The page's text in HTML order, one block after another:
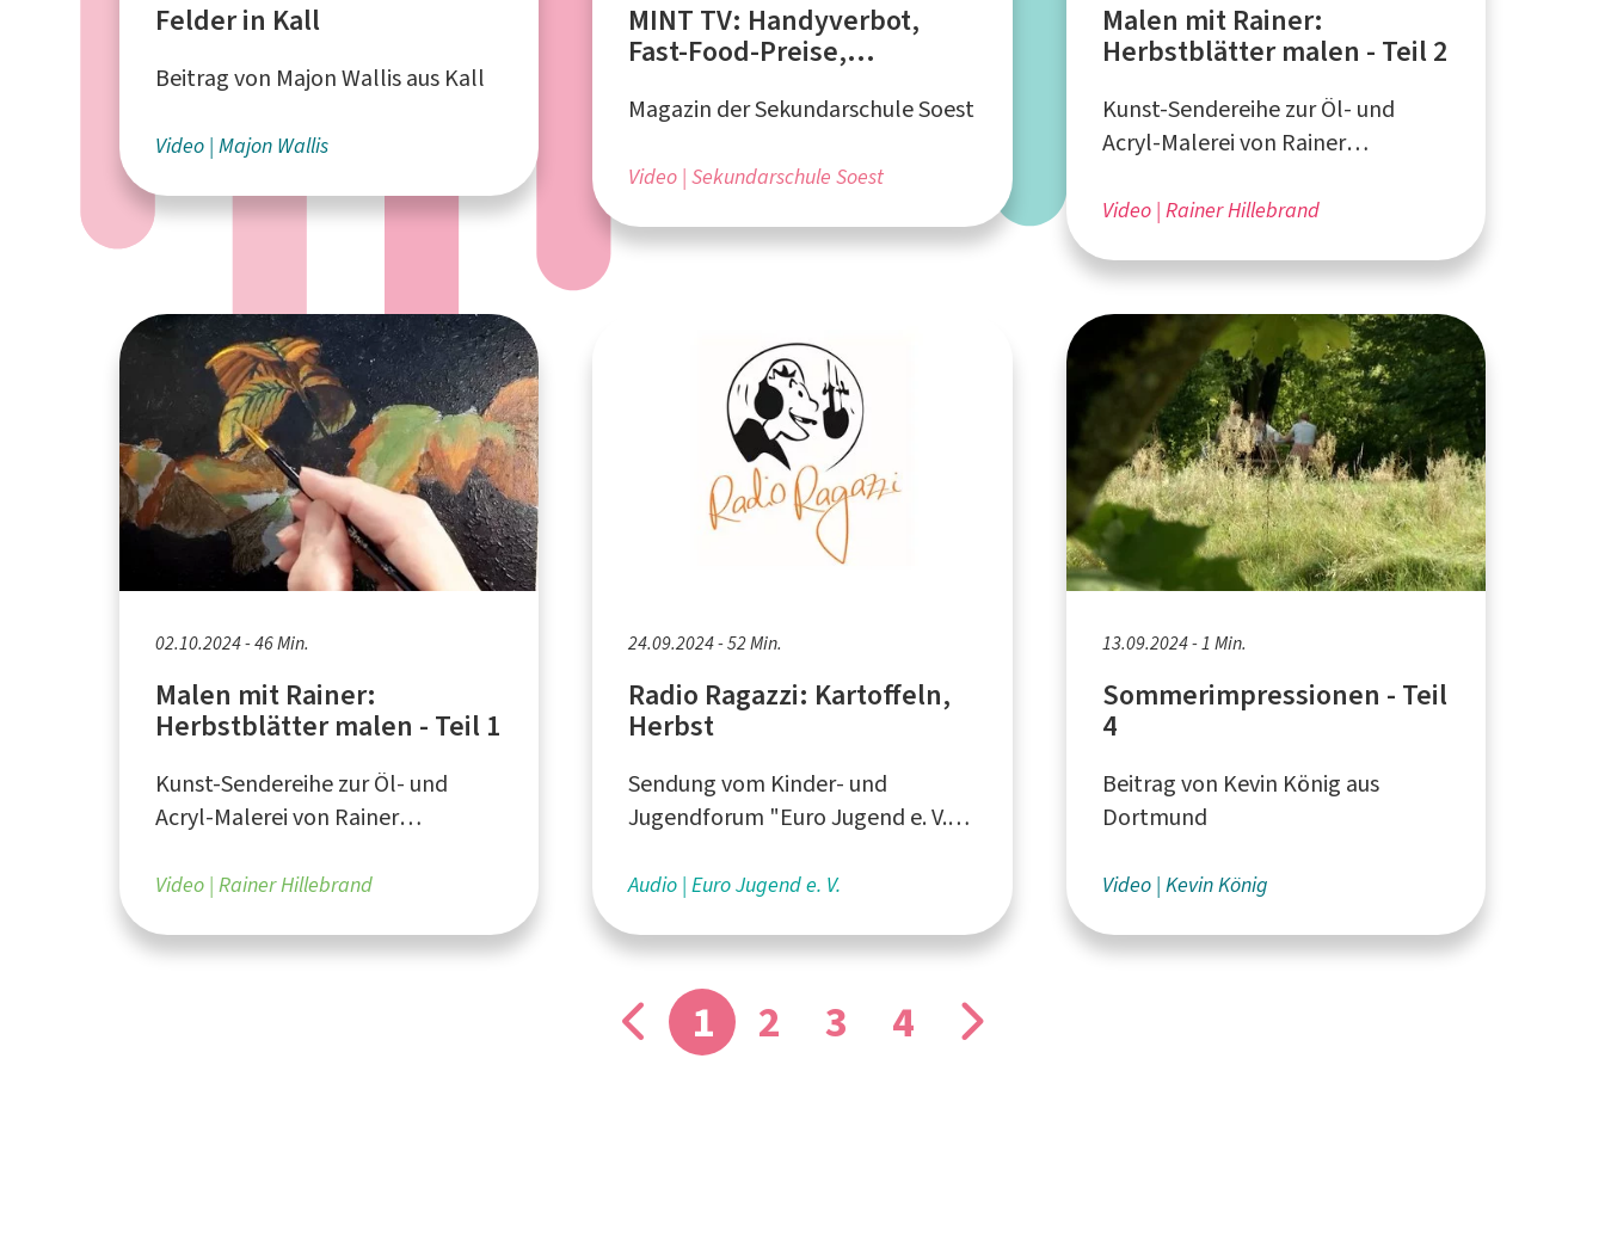
Felder in Kall
Beitrag von Majon Wallis aus Kall
Video Majon Wallis
MINT TV: Handyverbot,
Fast-Food-Preise,
Magazin der Sekundarschule Soest
Video Sekundarschule Soest
Malen mit Rainer:
Herbstblätter malen - Teil 2
Kunst-Sendereihe zur Öl- und
Acryl-Malerei von Rainer
Video Rainer Hillebrand
02.10.2024 - 46 Min.
Malen mit Rainer:
Herbstblätter malen - Teil 1
Kunst-Sendereihe zur Öl- und
Acryl-Malerei von Rainer
Video Rainer Hillebrand
24.09.2024 - 52 Min.
Radio Ragazzi: Kartoffeln,
Herbst
Sendung vom Kinder- und
Jugendforum "Euro Jugend e. V."
Audio Euro Jugend e. V.
13.09.2024 - 1 Min.
Sommerimpressionen - Teil
4
Beitrag von Kevin König aus
Dortmund
Video Kevin König
1 2 3 4